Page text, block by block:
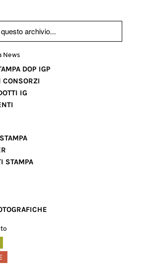
News
DOP IGP
CONSORZI
IG
STAMPA